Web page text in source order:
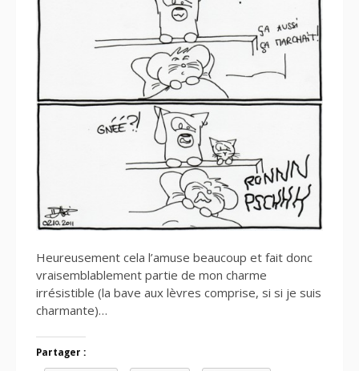
Heureusement cela l’amuse beaucoup et fait donc
vraisemblablement partie de mon charme
irrésistible (la bave aux lèvres comprise, si si je suis
charmante)…
Partager :